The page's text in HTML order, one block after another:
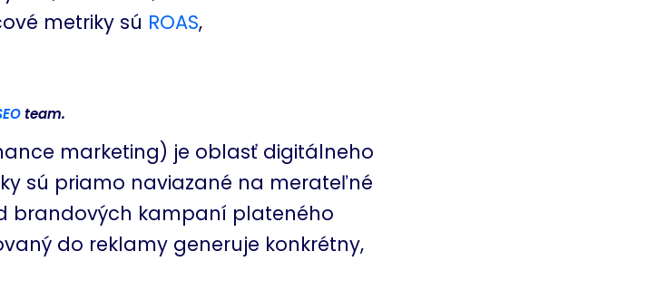
metriky sú ROAS,
team.
marketing) je oblasť digitálneho
sú priamo naviazané na merateľné
brandových kampaní plateného
do reklamy generuje konkrétny,